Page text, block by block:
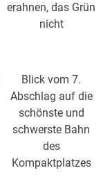
erahnen, das Grün
nicht
Blick vom 7.
Abschlag auf die
schönste und
schwerste Bahn
des
Kompaktplatzes